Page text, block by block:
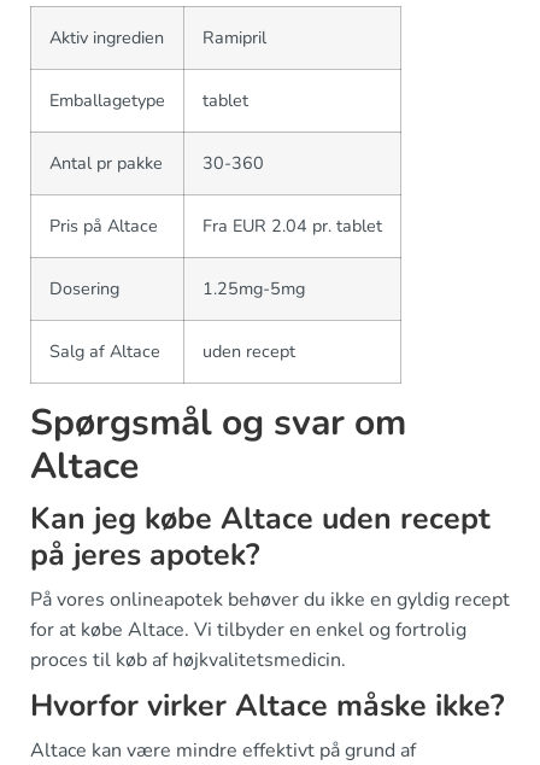
Aktiv ingredien Ramipril
Emballagetype tablet
Antal pr pakke 30-360
Pris på Altace Fra EUR 2.04 pr. tablet
Dosering 1.25mg-5mg
Salg af Altace uden recept
Spørgsmål og svar om
Altace
Kan jeg købe Altace uden recept
på jeres apotek?
På vores onlineapotek behøver du ikke en gyldig recept
for at købe Altace. Vi tilbyder en enkel og fortrolig
proces til køb af højkvalitetsmedicin.
Hvorfor virker Altace måske ikke?
Altace kan være mindre effektivt på grund af